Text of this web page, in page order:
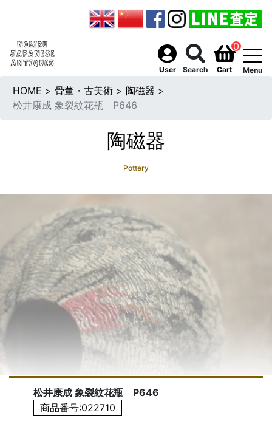
User Search
0
Cart Menu
HOME > 骨董・古美術 > 陶磁器 >
松井康成 象裂紋花瓶 P646
陶磁器
Pottery
松井康成 象裂紋花瓶 P646
商品番号:022710